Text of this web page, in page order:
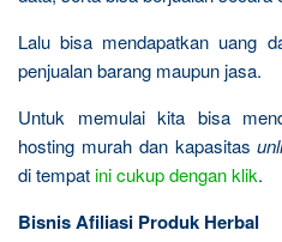
Lalu bisa mendapatkan uang
penjualan barang maupun jasa.
Untuk memulai kita bisa
hosting murah dan kapasitas
di tempatini cukup dengan klik.
Bisnis Afiliasi Produk Herbal